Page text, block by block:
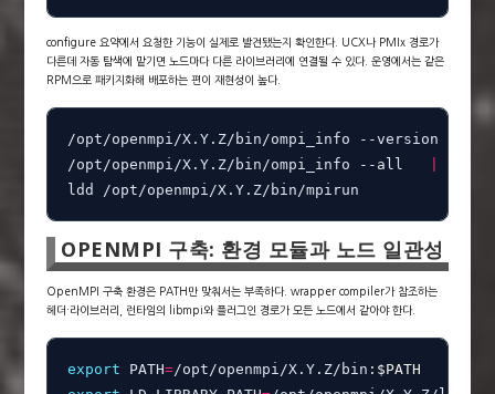
configure 요약에서 요청한 기능이 실제로 발견됐는지 확인한다. UCX나 PMIx 경로가
다른데 자동 탐색에 맡기면 노드마다 다른 라이브러리에 연결될 수 있다. 운영에서는 같은
RPM으로 패키지화해 배포하는 편이 재현성이 높다.
/opt/openmpi/X.Y.Z/bin/ompi_info --version
/opt/openmpi/X.Y.Z/bin/ompi_info --all
ldd /opt/openmpi/X.Y.Z/bin/mpirun
OPENMPI 구축: 환경 모듈과 노드 일관성
OpenMPI 구축 환경은 PATH만 맞춰서는 부족하다. wrapper compiler가 참조하는
헤더·라이브러리, 런타임의 libmpi와 플러그인 경로가 모든 노드에서 같아야 한다.
export PATH=/opt/openmpi/X.Y.Z/bin: $PATH